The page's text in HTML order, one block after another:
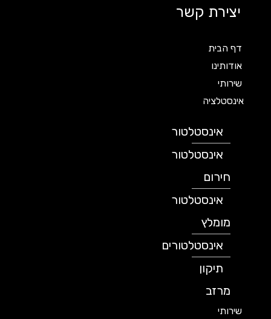
יצירת קשר
דף הבית
אודותינו
שירותי
אינסטלציה
אינסטלטור
אינסטלטור
חירום
אינסטלטור
מומלץ
אינסטלטורים
תיקון
מרזב
שירותי